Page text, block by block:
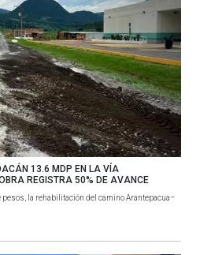
13.6 MDP EN LA VÍA
REGISTRA 50% DE AVANCE
la rehabilitación del camino Arantepacua–